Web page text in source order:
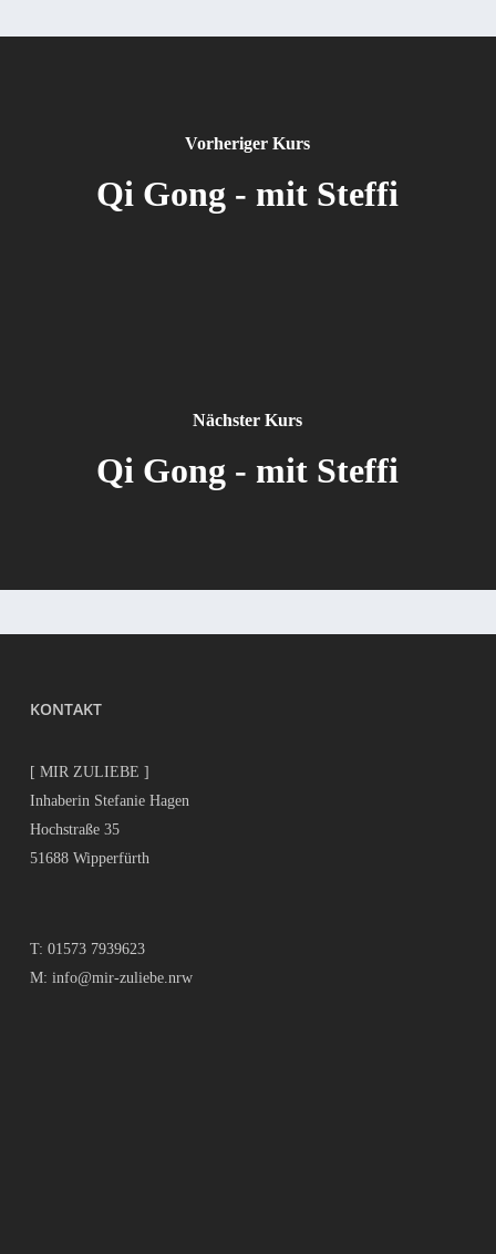
Vorheriger Kurs
Qi Gong - mit Steffi
Nächster Kurs
Qi Gong - mit Steffi
KONTAKT
[ MIR ZULIEBE ]
Inhaberin Stefanie Hagen
Hochstraße 35
51688 Wipperfürth
T: 01573 7939623
M: info@mir-zuliebe.nrw